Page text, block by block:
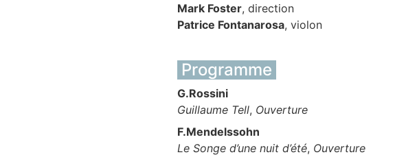
Mark Foster, direction
Patrice Fontanarosa, violon
Programme
G.Rossini
Guillaume Tell, Ouverture
F.Mendelssohn
Le Songe d’une nuit d’été, Ouverture